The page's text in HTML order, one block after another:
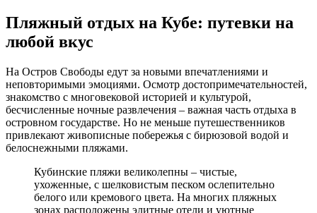
Пляжный отдых на Кубе: путевки на
любой вкус
На Остров Свободы едут за новыми впечатлениями и
неповторимыми эмоциями. Осмотр достопримечательностей,
знакомство с многовековой историей и культурой,
бесчисленные ночные развлечения – важная часть отдыха в
островном государстве. Но не меньше путешественников
привлекают живописные побережья с бирюзовой водой и
белоснежными пляжами.
Кубинские пляжи великолепны – чистые,
ухоженные, с шелковистым песком ослепительно
белого или кремового цвета. На многих пляжных
зонах расположены элитные отели и уютные